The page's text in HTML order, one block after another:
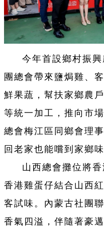
今年首設鄉村振
團總會帶來鹽焗雞、
鮮果蔬，幫扶家鄉農
等統一加工，推向市
總會梅江區同鄉會理
回老家也能嚐到家鄉味
山西總會攤位將
香港雞蛋仔結合山西
客試味。內蒙古社團
香氣四溢，伴隨著豪